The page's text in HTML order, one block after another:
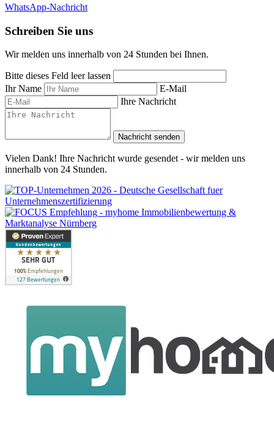
WhatsApp-Nachricht
Schreiben Sie uns
Wir melden uns innerhalb von 24 Stunden bei Ihnen.
Bitte dieses Feld leer lassen
Ihr Name
E-Mail
Ihre Nachricht
Nachricht senden
Vielen Dank! Ihre Nachricht wurde gesendet - wir melden uns
innerhalb von 24 Stunden.